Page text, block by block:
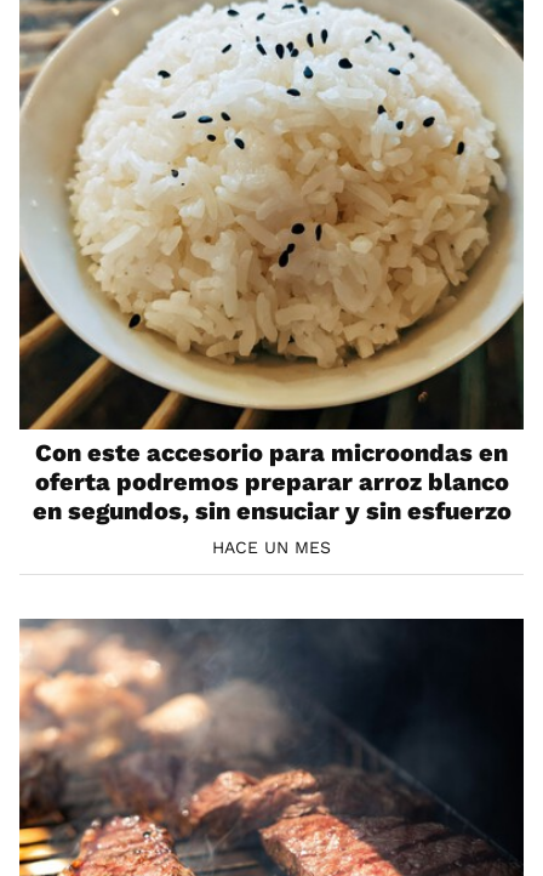
Con este accesorio para microondas en
oferta podremos preparar arroz blanco
en segundos, sin ensuciar y sin esfuerzo
HACE UN MES